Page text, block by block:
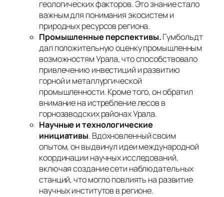
геологических факторов. Это знание стало
важным для понимания экосистем и
природных ресурсов региона.
Промышленные перспективы.Гумбольдт
дал положительную оценку промышленным
возможностям Урала, что способствовало
привлечению инвестиций и развитию
горной и металлургической
промышленности. Кроме того, он обратил
внимание на истребление лесов в
горнозаводских районах Урала.
Научные и технологические
инициативы. Вдохновленный своим
опытом, он выдвинул идеи международной
координации научных исследований,
включая создание сети наблюдательных
станций, что могло повлиять на развитие
научных институтов в регионе.